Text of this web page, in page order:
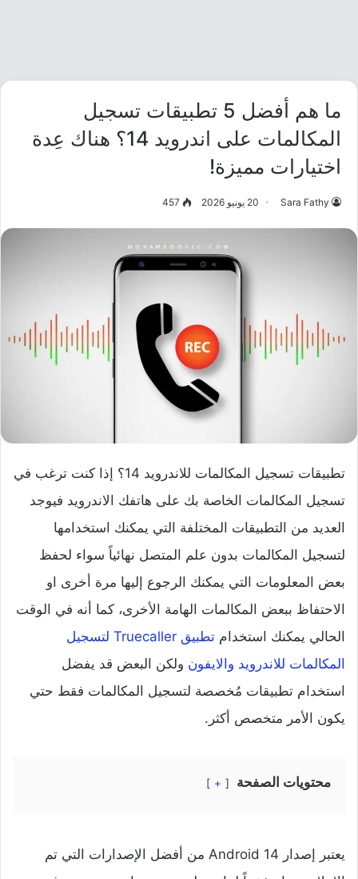
ما هم أفضل 5 تطبيقات تسجيل
المكالمات على اندرويد 14؟ هناك عِدة
اختيارات مميزة!
Sara Fathy 20 يونيو 2026 457
تطبيقات تسجيل المكالمات للاندرويد 14؟ إذا كنت ترغب في
تسجيل المكالمات الخاصة بك على هاتفك الاندرويد فيوجد
العديد من التطبيقات المختلفة التي يمكنك استخدامها
لتسجيل المكالمات بدون علم المتصل نهائياً سواء لحفظ
بعض المعلومات التي يمكنك الرجوع إليها مرة أخرى او
الاحتفاظ ببعض المكالمات الهامة الأخرى، كما أنه في الوقت
الحالي يمكنك استخدام
تطبيق Truecaller لتسجيل
المكالمات للاندرويد والايفون ولكن البعض قد يفضل
استخدام تطبيقات مُخصصة لتسجيل المكالمات فقط حتي
يكون الأمر متخصص أكثر.
محتويات الصفحة +
يعتبر إصدار Android 14 من أفضل الإصدارات التي تم